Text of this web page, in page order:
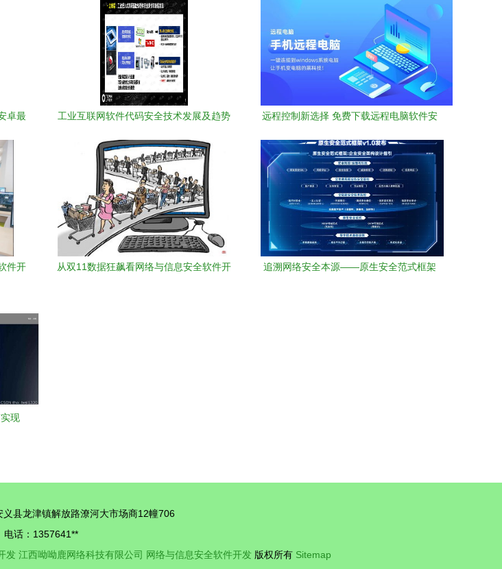
卓最
工业互联网软件代码安全技术发展及趋势
远程控制新选择 免费下载远程电脑软件安
件开
从双11数据狂飙看网络与信息安全软件开
追溯网络安全本源——原生安全范式框架
现
县龙津镇解放路潦河大市场商12幢706
电话：1357641**
发 江西呦呦鹿网络科技有限公司 网络与信息安全软件开发 版权所有 Sitemap